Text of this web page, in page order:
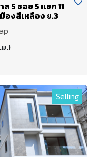
5 ซอย 5 แยก 11
องสีเหลือง ย.3
ม.)
Selling